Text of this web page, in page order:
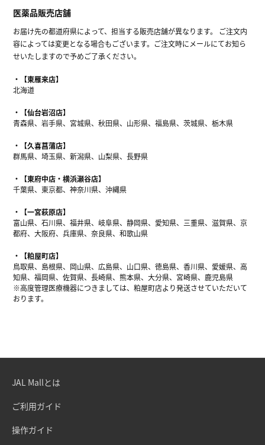
医薬品販売店舗
お届け先の都道府県によって、担当する販売店舗が異なります。 ご注文内
容によっては変更となる場合もございます。ご注文時にメールにてお知ら
せいたしますので予めご了承ください。
【東雁来店】
北海道
【仙台岩沼店】
青森県、岩手県、宮城県、秋田県、山形県、福島県、茨城県、栃木県
【久喜菖蒲店】
群馬県、埼玉県、新潟県、山梨県、長野県
【東府中店・横浜瀬谷店】
千葉県、東京都、神奈川県、沖縄県
【一宮萩原店】
富山県、石川県、福井県、岐阜県、静岡県、愛知県、三重県、滋賀県、京
都府、大阪府、兵庫県、奈良県、和歌山県
【粕屋町店】
鳥取県、島根県、岡山県、広島県、山口県、徳島県、香川県、愛媛県、高
知県、福岡県、佐賀県、長崎県、熊本県、大分県、宮崎県、鹿児島県
※高度管理医療機器につきましては、粕屋町店より発送させていただいて
おります。
JAL Mallとは
ご利用ガイド
操作ガイド